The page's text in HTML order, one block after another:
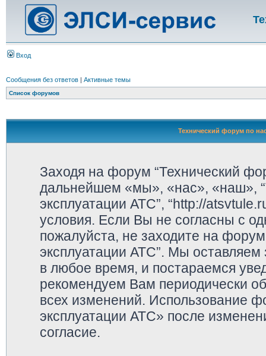
Вход
Сообщения без ответов | Активные темы
Список форумов
Технический форум по
Заходя на форум “Технический
дальнейшем «мы», «нас», «наш»,
эксплуатации АТС”, “http://
условия. Если Вы не согласны с
пожалуйста, не заходите на
эксплуатации АТС”. Мы
в любое время, и постараемся
рекомендуем Вам периодически
всех изменений. Использование
эксплуатации АТС» после
согласие.